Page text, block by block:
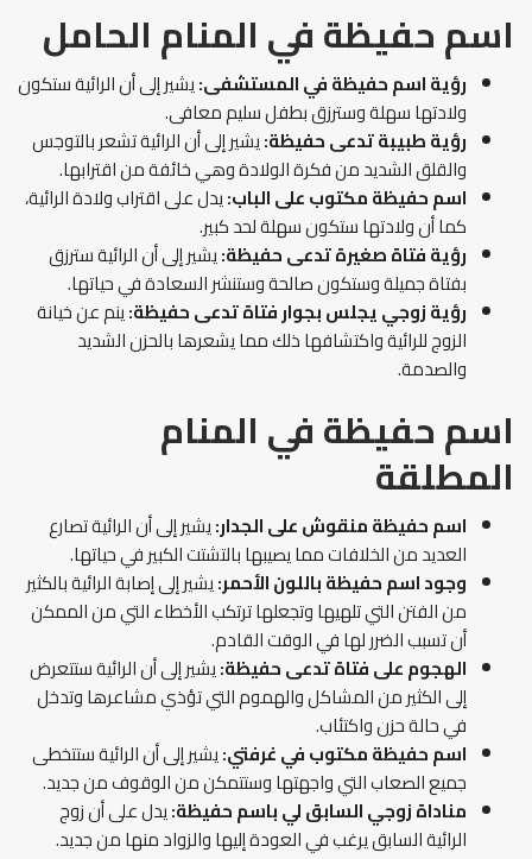
اسم حفيظة في المنامالحامل
رؤية اسم حفيظة في المستشفى:يشير إلى أن الرائية ستكون
ولادتها سهلة وسترزق بطفل سليم معافى.
رؤية طبيبة تدعى حفيظة:يشير إلى أن الرائية تشعر بالتوجس
والقلق الشديد من فكرة الولادة وهي خائفة من اقترابها.
اسم حفيظة مكتوب على الباب:يدل على اقتراب ولادة الرائية،
كما أن ولادتها ستكون سهلة لحد كبير.
رؤية فتاة صغيرة تدعى حفيظة:يشير إلى أن الرائية سترزق
بفتاة جميلة وستكون صالحة وستنشر السعادة في حياتها.
رؤية زوجي يجلس بجوار فتاة تدعى حفيظة:ينم عن خيانة
الزوج للرائية واكتشافها ذلك مما يشعرها بالحزن الشديد
والصدمة.
اسم حفيظة في المنام
المطلقة
اسم حفيظة منقوش على الجدار:يشير إلى أن الرائية تصارع
العديد من الخلافات مما يصيبها بالتشتت الكبير في حياتها.
وجود اسم حفيظة باللون الأحمر:يشير إلى إصابة الرائية بالكثير
من الفتن التي تلهيها وتجعلها ترتكب الأخطاء التي من الممكن
أن تسبب الضرر لها في الوقت القادم.
الهجوم على فتاة تدعى حفيظة:يشير إلى أن الرائية ستتعرض
إلى الكثير من المشاكل والهموم التي تؤذي مشاعرها وتدخل
في حالة حزن واكتئاب.
اسم حفيظة مكتوب في غرفتي:يشير إلى أن الرائية ستتخطى
جميع الصعاب التي واجهتها وستتمكن من الوقوف من جديد.
مناداة زوجي السابق لي باسم حفيظة:يدل على أن زوج
الرائية السابق يرغب في العودة إليها والزواد منها من جديد.